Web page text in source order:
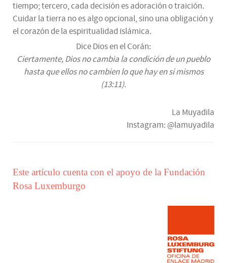
tiempo; tercero, cada decisión es adoración o traición.
Cuidar la tierra no es algo opcional, sino una obligación y
el corazón de la espiritualidad islámica.
Dice Dios en el Corán:
Ciertamente, Dios no cambia la condición de un pueblo
hasta que ellos no cambien lo que hay en sí mismos
(13:11).
La Muyadila
Instagram: @lamuyadila
Este artículo cuenta con el apoyo de la Fundación
Rosa Luxemburgo